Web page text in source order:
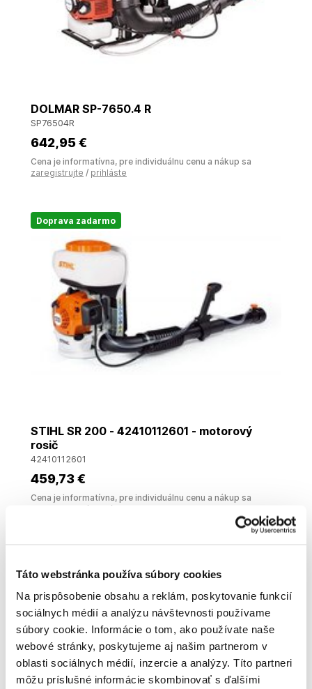
Táto webstránka používa súbory cookies
Na prispôsobenie obsahu a reklám, poskytovanie funkcií
sociálnych médií a analýzu návštevnosti používame
súbory cookie. Informácie o tom, ako používate naše
webové stránky, poskytujeme aj našim partnerom v
oblasti sociálnych médií, inzercie a analýzy. Títo partneri
môžu príslušné informácie skombinovať s ďalšími
DOLMAR SP-7650.4 R
SP76504R
642,95 €
Cena je informatívna, pre individuálnu cenu a nákup sa
zaregistrujte / prihláste
Doprava zadarmo
STIHL SR 200 - 42410112601 - motorový
rosič
42410112601
459,73 €
Cena je informatívna, pre individuálnu cenu a nákup sa
/ prihláste